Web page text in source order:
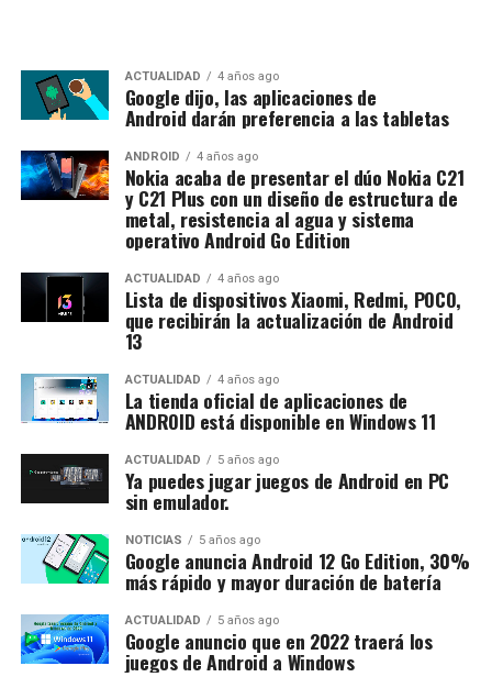
ACTUALIDAD 4 años ago
Google dijo, las aplicaciones de
Android darán preferencia a las tabletas
ANDROID 4 años ago
Nokia acaba de presentar el dúo Nokia C21
y C21 Plus con un diseño de estructura de
metal, resistencia al agua y sistema
operativo Android Go Edition
ACTUALIDAD 4 años ago
Lista de dispositivos Xiaomi, Redmi, POCO,
que recibirán la actualización de Android
13
ACTUALIDAD 4 años ago
La tienda oficial de aplicaciones de
ANDROID está disponible en Windows 11
ACTUALIDAD 5 años ago
Ya puedes jugar juegos de Android en PC
sin emulador.
NOTICIAS 5 años ago
Google anuncia Android 12 Go Edition, 30%
más rápido y mayor duración de batería
ACTUALIDAD 5 años ago
Google anuncio que en 2022 traerá los
juegos de Android a Windows